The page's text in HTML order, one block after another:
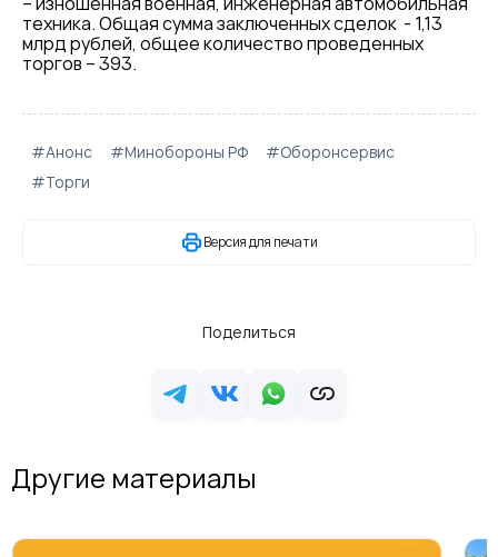
техника. Общая сумма заключенных сделок - 1,13
млрд рублей, общее количество проведенных
торгов – 393.
#Анонс #Минобороны РФ
#Оборонсервис
#Торги
Версия для печати
Поделиться
Другие материалы